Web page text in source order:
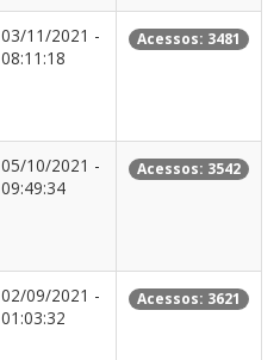
03/11/2021 -
08:11:18
Acessos: 3481
05/10/2021 -
09:49:34
Acessos: 3542
02/09/2021 -
01:03:32
Acessos: 3621